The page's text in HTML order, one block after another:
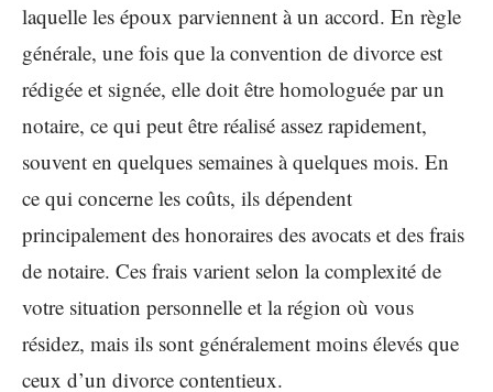
laquelle les époux parviennent à un accord. En règle
générale, une fois que la convention de divorce est
rédigée et signée, elle doit être homologuée par un
notaire, ce qui peut être réalisé assez rapidement,
souvent en quelques semaines à quelques mois. En
ce qui concerne les coûts, ils dépendent
principalement des honoraires des avocats et des frais
de notaire. Ces frais varient selon la complexité de
votre situation personnelle et la région où vous
résidez, mais ils sont généralement moins élevés que
ceux d’un divorce contentieux.